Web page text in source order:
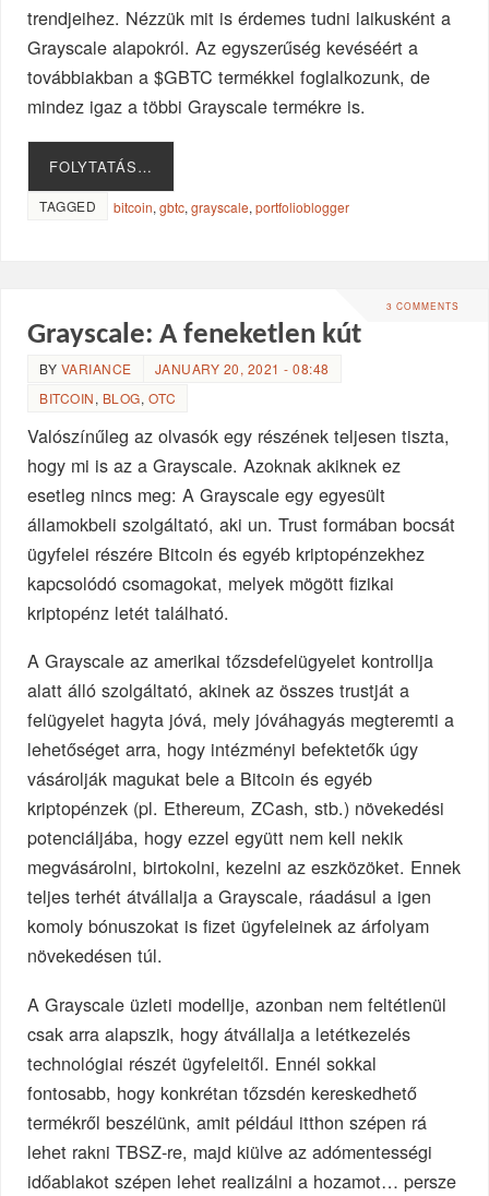
trendjeihez. Nézzük mit is érdemes tudni laikusként a
Grayscale alapokról. Az egyszerűség kevéséért a
továbbiakban a $GBTC termékkel foglalkozunk, de
mindez igaz a többi Grayscale termékre is.
FOLYTATÁS…
TAGGED bitcoin,gbtc,grayscale,portfolioblogger
3 COMMENTS
Grayscale: A feneketlen kút
BY VARIANCE
JANUARY 20, 2021 - 08:48
BITCOIN, BLOG, OTC
Valószínűleg az olvasók egy részének teljesen tiszta,
hogy mi is az a Grayscale. Azoknak akiknek ez
esetleg nincs meg: A Grayscale egy egyesült
államokbeli szolgáltató, aki un. Trust formában bocsát
ügyfelei részére Bitcoin és egyéb kriptopénzekhez
kapcsolódó csomagokat, melyek mögött fizikai
kriptopénz letét található.
A Grayscale az amerikai tőzsdefelügyelet kontrollja
alatt álló szolgáltató, akinek az összes trustját a
felügyelet hagyta jóvá, mely jóváhagyás megteremti a
lehetőséget arra, hogy intézményi befektetők úgy
vásárolják magukat bele a Bitcoin és egyéb
kriptopénzek (pl. Ethereum, ZCash, stb.) növekedési
potenciáljába, hogy ezzel együtt nem kell nekik
megvásárolni, birtokolni, kezelni az eszközöket. Ennek
teljes terhét átvállalja a Grayscale, ráadásul a igen
komoly bónuszokat is fizet ügyfeleinek az árfolyam
növekedésen túl.
A Grayscale üzleti modellje, azonban nem feltétlenül
csak arra alapszik, hogy átvállalja a letétkezelés
technológiai részét ügyfeleitől. Ennél sokkal
fontosabb, hogy konkrétan tőzsdén kereskedhető
termékről beszélünk, amit például itthon szépen rá
lehet rakni TBSZ-re, majd kiülve az adómentességi
időablakot szépen lehet realizálni a hozamot… persze